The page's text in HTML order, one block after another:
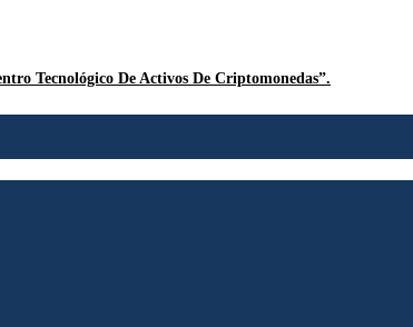
Tecnológico De Activos De Criptomonedas”.